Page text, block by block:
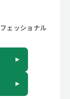
ェッショナル